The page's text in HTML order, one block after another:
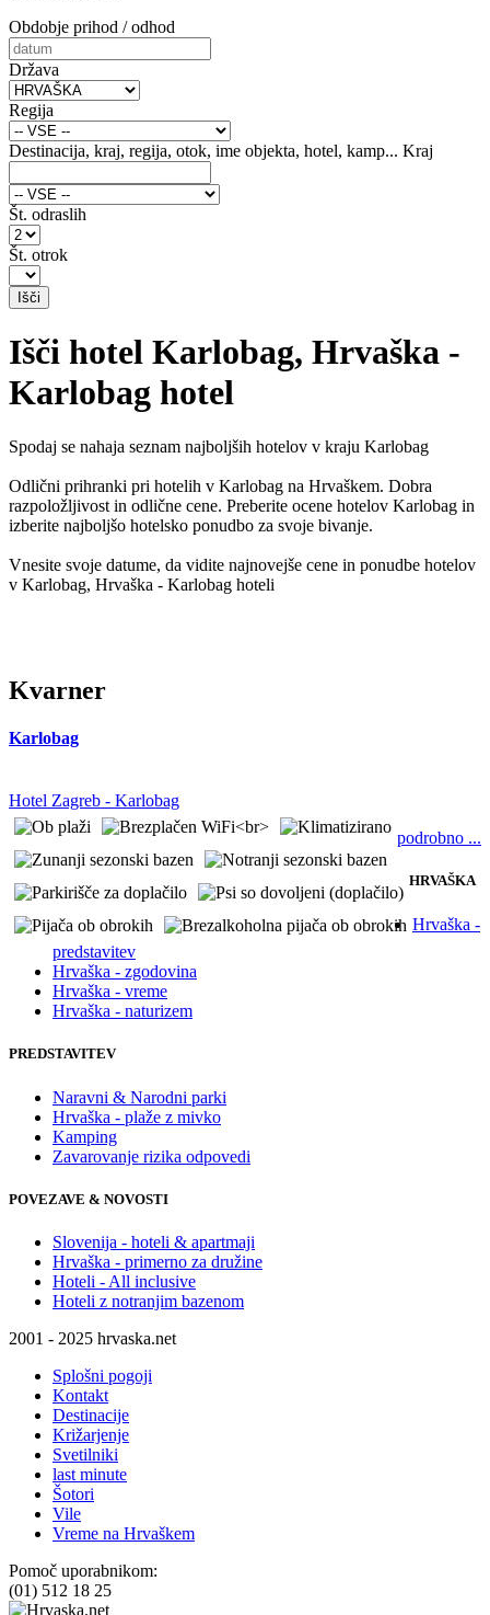
Obdobje prihod / odhod
Država
Regija
Destinacija, kraj, regija, otok, ime objekta, hotel, kamp... Kraj
Št. odraslih
Št. otrok
Išči hotel Karlobag, Hrvaška -
Karlobag hotel
Spodaj se nahaja seznam najboljših hotelov v kraju Karlobag
Odlični prihranki pri hotelih v Karlobag na Hrvaškem. Dobra
razpoložljivost in odlične cene. Preberite ocene hotelov Karlobag in
izberite najboljšo hotelsko ponudbo za svoje bivanje.
Vnesite svoje datume, da vidite najnovejše cene in ponudbe hotelov
v Karlobag, Hrvaška - Karlobag hoteli
Kvarner
Karlobag
Hotel Zagreb - Karlobag
podrobno ...
HRVAŠKA
Hrvaška -
predstavitev
Hrvaška - zgodovina
Hrvaška - vreme
Hrvaška - naturizem
PREDSTAVITEV
Naravni & Narodni parki
Hrvaška - plaže z mivko
Kamping
Zavarovanje rizika odpovedi
POVEZAVE & NOVOSTI
Slovenija - hoteli & apartmaji
Hrvaška - primerno za družine
Hoteli - All inclusive
Hoteli z notranjim bazenom
2001 - 2025 hrvaska.net
Splošni pogoji
Kontakt
Destinacije
Križarjenje
Svetilniki
last minute
Šotori
Vile
Vreme na Hrvaškem
Pomoč uporabnikom:
(01) 512 18 25